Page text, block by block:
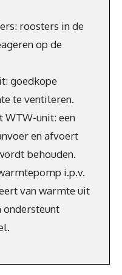
roosters in de
op de
goedkope
te ventileren.
WTW-unit: een
en afvoert
behouden.
i.p.v.
van warmte uit